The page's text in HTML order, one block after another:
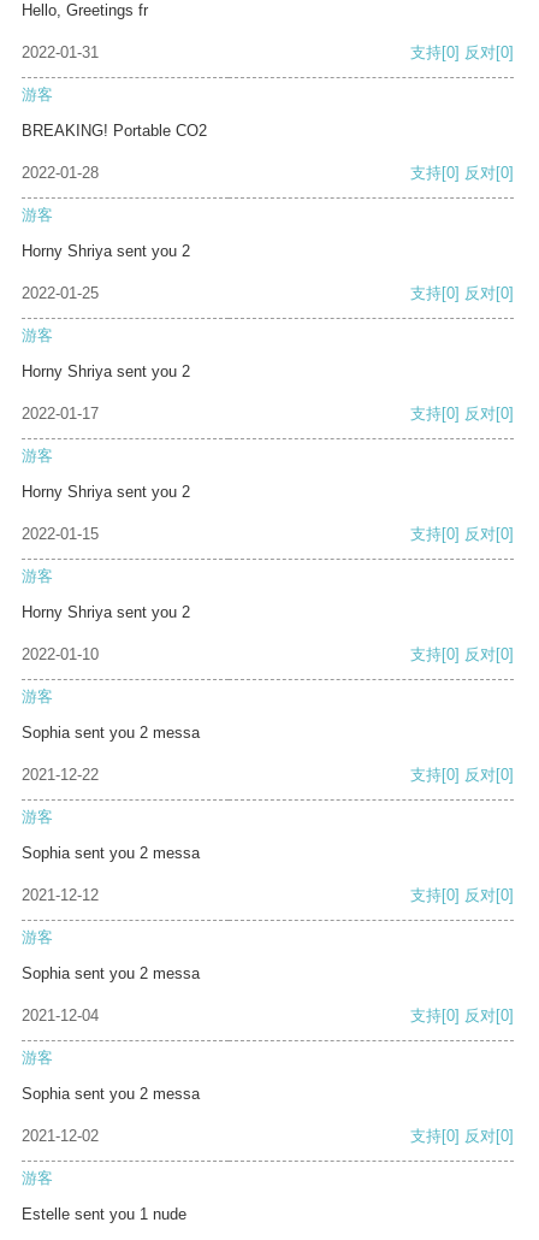
Hello, Greetings fr
2022-01-31 支持[0] 反对[0]
游客
BREAKING! Portable CO2
2022-01-28 支持[0] 反对[0]
游客
Horny Shriya sent you 2
2022-01-25 支持[0] 反对[0]
游客
Horny Shriya sent you 2
2022-01-17 支持[0] 反对[0]
游客
Horny Shriya sent you 2
2022-01-15 支持[0] 反对[0]
游客
Horny Shriya sent you 2
2022-01-10 支持[0] 反对[0]
游客
Sophia sent you 2 messa
2021-12-22 支持[0] 反对[0]
游客
Sophia sent you 2 messa
2021-12-12 支持[0] 反对[0]
游客
Sophia sent you 2 messa
2021-12-04 支持[0] 反对[0]
游客
Sophia sent you 2 messa
2021-12-02 支持[0] 反对[0]
游客
Estelle sent you 1 nude